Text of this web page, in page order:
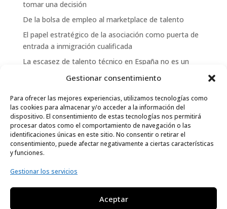
Gestionar consentimiento
Para ofrecer las mejores experiencias, utilizamos tecnologías como
las cookies para almacenar y/o acceder a la información del
dispositivo. El consentimiento de estas tecnologías nos permitirá
procesar datos como el comportamiento de navegación o las
identificaciones únicas en este sitio. No consentir o retirar el
consentimiento, puede afectar negativamente a ciertas características
y funciones.
Gestionar los servicios
Aceptar
tomar una decisión
De la bolsa de empleo al marketplace de talento
El papel estratégico de la asociación como puerta de
entrada a inmigración cualificada
La escasez de talento técnico en España no es un
problema de oferta: es un problema de gestión
Comentarios recientes
Un comentarista de WordPressenTe presentamos la
forma más fácil de gestionar prácticas
Legal